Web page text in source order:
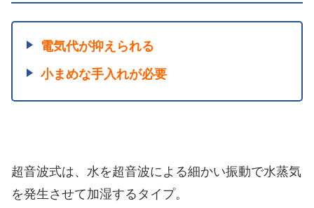
電気代が抑えられる
小まめな手入れが必要
超音波式は、水を超音波による細かい振動で水蒸気
を発生させて加湿するタイプ。